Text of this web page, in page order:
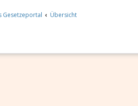
Gesetzeportal Übersicht